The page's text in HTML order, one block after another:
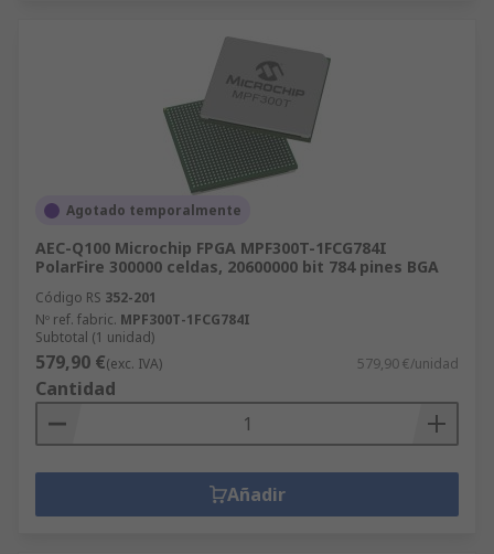
Agotado temporalmente
AEC-Q100 Microchip FPGA MPF300T-1FCG784I
PolarFire 300000 celdas, 20600000 bit 784 pines BGA
Código RS 352-201
Nº ref. fabric. MPF300T-1FCG784I
Subtotal (1 unidad)
579,90 €(exc. IVA) 579,90 €/unidad
Cantidad
Añadir